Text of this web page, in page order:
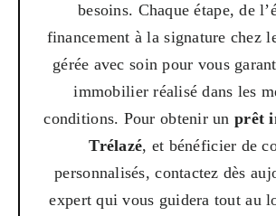
besoins. Chaque étape, de
financement à la signature chez
gérée avec soin pour vous
immobilier réalisé dans les
conditions. Pour obtenir un prêt
Trélazé, et bénéficier de
personnalisés, contactez dès
expert qui vous guidera tout au